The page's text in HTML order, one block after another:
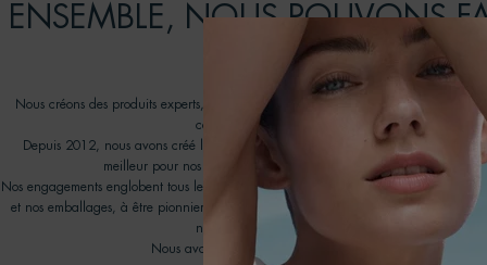
ENSEMBLE, NOUS POUVONS
DIFFERENCE
Nous créons des produits experts, efficaces et conçus pour durer : prendre soin
contribuant au respect des océans.
Depuis 2012, nous avons créé le programme Biotherm Water Lovers pour
meilleur pour nos océans en travaillant avec des ONG partenaires.
Nos engagements englobent tous les aspects de notre chaîne de valeur, visant à
et nos emballages, à être pionnier en matière de nouvelles technologies de
notre empreinte environnementale.
Nous avons une approche engagée de la beauté.